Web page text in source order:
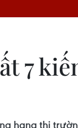
7
hạng thị